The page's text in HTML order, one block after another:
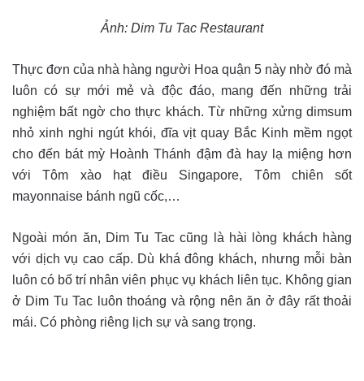
Ảnh: Dim Tu Tac Restaurant
Thực đơn của nhà hàng người Hoa quận 5 này nhờ đó mà
luôn có sự mới mẻ và độc đáo, mang đến những trải
nghiệm bất ngờ cho thực khách. Từ những xửng dimsum
nhỏ xinh nghi ngút khói, đĩa vịt quay Bắc Kinh mềm ngọt
cho đến bát mỳ Hoành Thánh đậm đà hay lạ miệng hơn
với Tôm xào hạt điều Singapore, Tôm chiên sốt
mayonnaise bánh ngũ cốc,…
Ngoài món ăn, Dim Tu Tac cũng là hài lòng khách hàng
với dịch vụ cao cấp. Dù khá đông khách, nhưng mỗi bàn
luôn có bố trí nhân viên phục vụ khách liên tục. Không gian
ở Dim Tu Tac luôn thoáng và rộng nên ăn ở đây rất thoải
mái. Có phòng riêng lịch sự và sang trọng.